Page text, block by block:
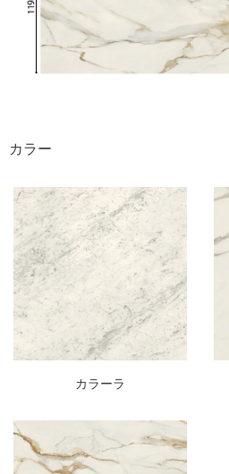
カラー
カラーラ